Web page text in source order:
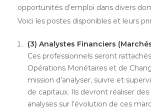
opportunités d’emploi dans divers
Voici les postes disponibles et leurs
(3) Analystes Financiers
Ces professionnels seront
Opérations Monétaires et de
mission d’analyser, suivre et
de capitaux. Ils devront réaliser
analyses sur l’évolution de ces